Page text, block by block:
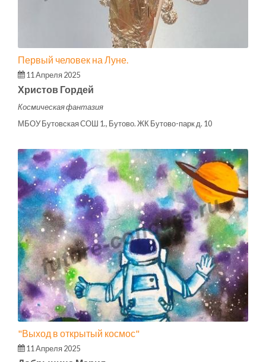
Первый человек на Луне.
11 Апреля 2025
Христов Гордей
Космическая фантазия
МБОУ Бутовская СОШ 1., Бутово. ЖК Бутово-парк д. 10
"Выход в открытый космос"
11 Апреля 2025